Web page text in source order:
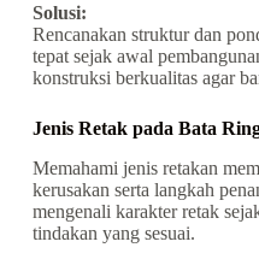
Solusi:
Rencanakan struktur dan
tepat sejak awal
konstruksi berkualitas agar
Jenis Retak pada Bata
Memahami jenis retakan
kerusakan serta langkah
mengenali karakter retak
tindakan yang sesuai.